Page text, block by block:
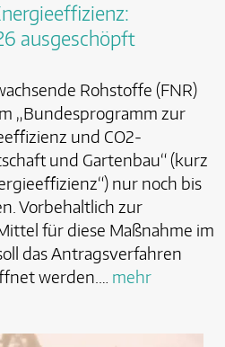
ausgeschöpft
Rohstoffe (FNR)
„Bundesprogramm zur
und CO2-
und Gartenbau“ (kurz
nur noch bis
Vorbehaltlich zur
für diese Maßnahme im
das Antragsverfahren
werden.… mehr